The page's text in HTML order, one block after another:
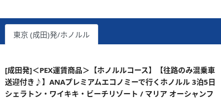
東京 (成田)発/ホノルル
[成田発]＜PEX運賃商品＞【ホノルルコース】【往路のみ混乗車
送迎付き♪】ANAプレミアムエコノミーで行くホノルル 3泊5日
シェラトン・ワイキキ・ビーチリゾート / マリア オーシャンフ